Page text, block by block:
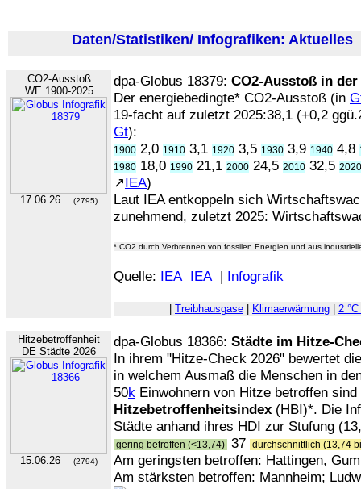
Daten/Statistiken/ Infografiken: Aktuelles
CO2-Ausstoß
WE 1900-2025
17.06.26 (2795)
dpa-Globus 18379: CO2-Ausstoß in
Der energiebedingte* CO2-Ausstoß (in
19-facht auf zuletzt 2025:38,1 (+0,2
Gt):
1900 2,0 1910 3,1 1920 3,5 1930 3,9 1940 4,8
1980 18,0 1990 21,1 2000 24,5 2010 32,5 2020
↗IEA)
Laut IEA entkoppeln sich
zunehmend, zuletzt 2025:
* CO2 durch Verbrennen von fossilen Energien und aus
Quelle: IEA IEA| Infografik
Treibhausgase Klimaerwärmung 2
Hitzebetroffenheit
DE Städte 2026
15.06.26 (2794)
dpa-Globus 18366: Städte im Hitze-
In ihrem "Hitze-Check 2026" bewertet
in welchem Ausmaß die Menschen in
50k Einwohnern von Hitze betroffen
Hitzebetroffenheitsindex (HBI)*. Die
Städte anhand ihres HDI zur Stufung
gering betroffen (<13,74) 37 durchschnittlich (13,74
Am geringsten betroffen: Hattingen,
Am stärksten betroffen: Mannheim;